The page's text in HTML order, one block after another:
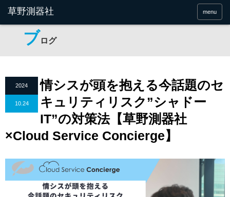
menu
ブログ
2024
10.24
情シスが頭を抱える今話題のセ
キュリティリスク”シャドー
IT”の対策法【草野測器社
×Cloud Service Concierge】